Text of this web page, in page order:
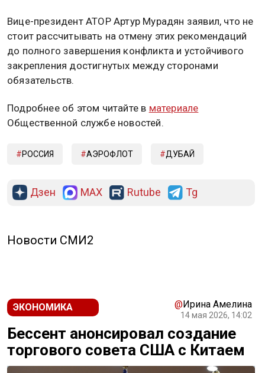
Вице-президент АТОР Артур Мурадян заявил, что не
стоит рассчитывать на отмену этих рекомендаций
до полного завершения конфликта и устойчивого
закрепления достигнутых между сторонами
обязательств.
Подробнее об этом читайте в материале
Общественной службе новостей.
РОССИЯ АЭРОФЛОТ ДУБАЙ
Дзен MAX Rutube Tg
Новости СМИ2
ЭКОНОМИКА @Ирина Амелина
14 мая 2026, 14:02
Бессент анонсировал создание
торгового совета США с Китаем